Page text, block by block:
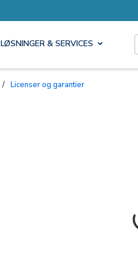
LØSNINGER & SERVICES
/ Licenser og garantier